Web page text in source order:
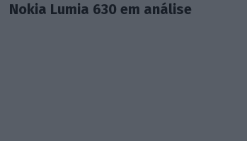
Nokia Lumia 630 em análise